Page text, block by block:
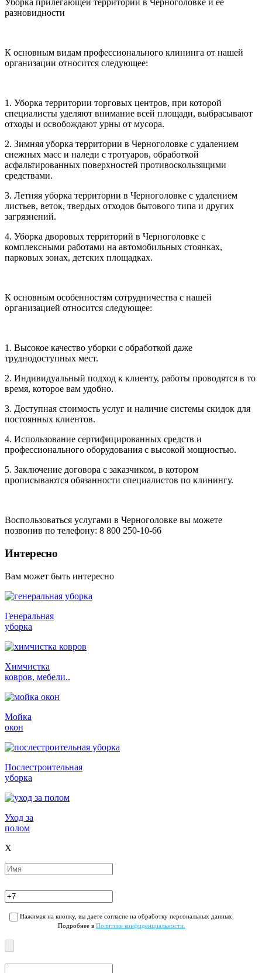
Уборка прилегающей территории в Черноголовке и ее
разновидности
К основным видам профессионального клининга от нашей
организации относится следующее:
1. Уборка территории торговых центров, при которой
специалисты уделяют внимание всей площади, выбрасывают
отходы и освобождают урны от мусора.
2. Зимняя уборка территории в Черноголовке с удалением
снежных масс и наледи с тротуаров, обработкой
асфальтированных поверхностей противоскользящими
средствами.
3. Летняя уборка территории в Черноголовке с удалением
листьев, веток, твердых отходов бытового типа и других
загрязнений.
4. Уборка дворовых территорий в Черноголовке с
комплексными работами на автомобильных стоянках,
парковых зонах, детских площадках.
К основным особенностям сотрудничества с нашей
организацией относится следующее:
1. Высокое качество уборки с обработкой даже
труднодоступных мест.
2. Индивидуальный подход к клиенту, работы проводятся в то
время, которое вам удобно.
3. Доступная стоимость услуг и наличие системы скидок для
постоянных клиентов.
4. Использование сертифицированных средств и
профессионального оборудования с высокой мощностью.
5. Заключение договора с заказчиком, в котором
прописываются обязанности специалистов по клинингу.
Воспользоваться услугами в Черноголовке вы можете
позвонив по телефону: 8 800 250-10-66
Интересно
Вам может быть интересно
Генеральная
уборка
Химчистка
ковров, мебели..
Мойка
окон
Послестроительная
уборка
Уход за
полом
X
Нажимая на кнопку, вы даете согласие на обработку персональных данных.
Подробнее в Политике конфиденциальности.